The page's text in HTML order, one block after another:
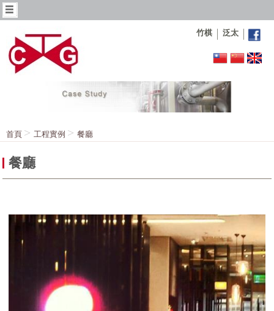
竹棋 泛太
首頁 工程實例 餐廳
餐廳